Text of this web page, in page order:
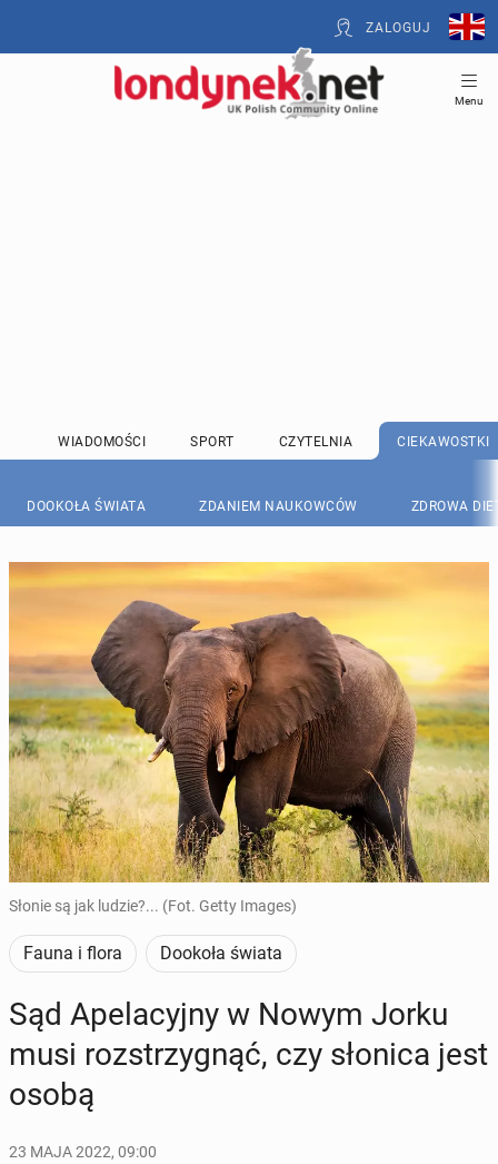
ZALOGUJ
Menu
WIADOMOŚCI SPORT CZYTELNIA CIEKAWOSTKI
DOOKOŁA ŚWIATA ZDANIEM NAUKOWCÓW ZDROWA
Słonie są jak ludzie?... (Fot. Getty Images)
Fauna i flora Dookoła świata
Sąd Ape­la­cyj­ny w Nowym Jorku
musi roz­strzy­gnąć, czy słonica jest
osobą
23 MAJA 2022, 09:00